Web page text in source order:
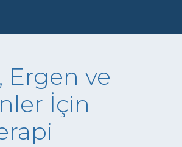
Ergen ve
İçin